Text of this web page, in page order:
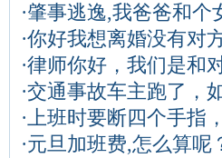
·肇事逃逸,我爸爸和个
·你好我想离婚没有对
·律师你好，我们是和
·交通事故车主跑了，
· 上班时要断四个手指
·元旦加班费,怎么算呢